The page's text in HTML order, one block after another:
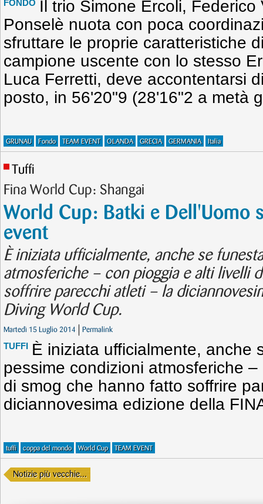
FONDO Il trio Simone Ercoli, Federico
Ponselè nuota con poca
sfruttare le proprie caratteristiche
campione uscente con lo stesso
Luca Ferretti, deve accontentarsi
posto, in 56'20"9 (28'16"2 a metà
GRUNAU Fondo TEAM EVENT OLANDA GRECIA GERMANIA Italia
Tuffi
Fina World Cup: Shangai
World Cup: Batki e Dell'Uomo
event
È iniziata ufficialmente, anche se
atmosferiche – con pioggia e alti livelli
soffrire parecchi atleti – la
Diving World Cup.
Martedì 15 Luglio 2014 Permalink
TUFFI È iniziata ufficialmente, anche
pessime condizioni atmosferiche
di smog che hanno fatto soffrire
diciannovesima edizione della
tuffi coppa del mondo World Cup TEAM EVENT
Notizie più vecchie...